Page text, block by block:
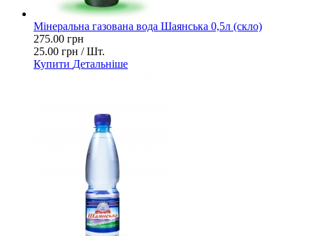
Мінеральна газована вода Шаянська 0,5л (скло)
275.00 грн
25.00 грн / Шт.
Купити Детальніше